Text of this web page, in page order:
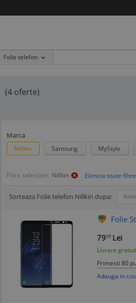
Folie telefon
(4 oferte)
Marca
Nillkin Samsung MyStyle
Filtre selectate: Nillkin
Sorteaza Folie telefon Nillkin dupa:
Folie
7999 Lei
Livrare
Primesti 80
Adauga in